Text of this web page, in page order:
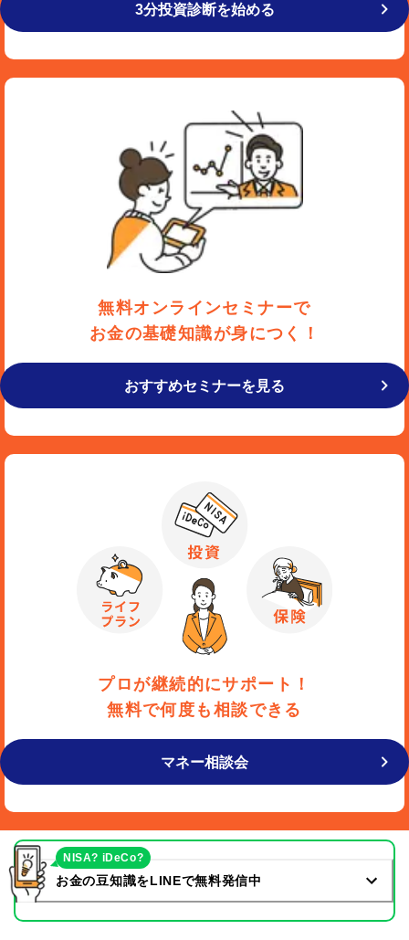
3分投資診断を始める
無料オンラインセミナーで
お金の基礎知識が身につく！
おすすめセミナーを見る
プロが継続的にサポート！
無料で何度も相談できる
マネー相談会
お金の豆知識をLINEで無料発信中
NISA? iDeCo?